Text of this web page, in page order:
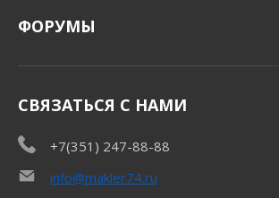
ФОРУМЫ
СВЯЗАТЬСЯ С НАМИ
+7(351) 247-88-88
info@makler74.ru